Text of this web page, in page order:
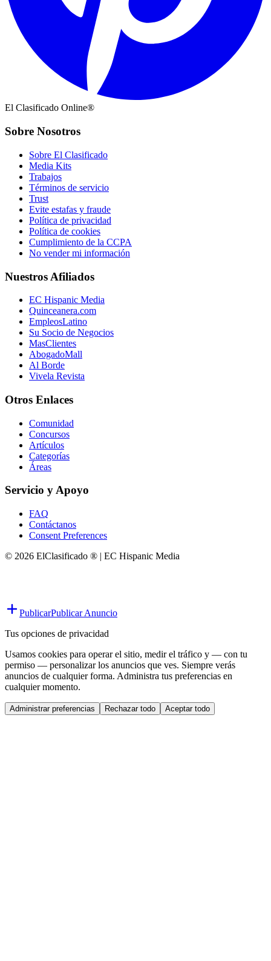
El Clasificado Online®
Sobre Nosotros
Sobre El Clasificado
Media Kits
Trabajos
Términos de servicio
Trust
Evite estafas y fraude
Política de privacidad
Política de cookies
Cumplimiento de la CCPA
No vender mi información
Nuestros Afiliados
EC Hispanic Media
Quinceanera.com
EmpleosLatino
Su Socio de Negocios
MasClientes
AbogadoMall
Al Borde
Vivela Revista
Otros Enlaces
Comunidad
Concursos
Artículos
Categorías
Áreas
Servicio y Apoyo
FAQ
Contáctanos
Consent Preferences
© 2026 ElClasificado ® | EC Hispanic Media
PublicarPublicar Anuncio
Tus opciones de privacidad
Usamos cookies para operar el sitio, medir el tráfico y — con tu
permiso — personalizar los anuncios que ves. Siempre verás
anuncios de cualquier forma. Administra tus preferencias en
cualquier momento.
Administrar preferencias Rechazar todo Aceptar todo